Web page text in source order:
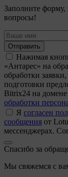
Заполните
вопросы!
Отправить
Нажимая
«Антарес» на
обработки
подготовки
Bitrix24 на домене
обработки
Я согласен
сообщения от
мессенджерах.
Спасибо за
Мы свяжемся с